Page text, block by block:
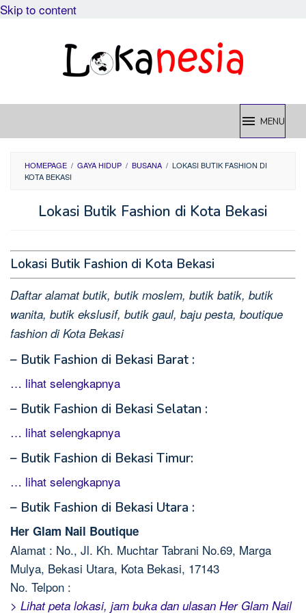
Skip to content
MENU
HOMEPAGE / GAYA HIDUP / BUSANA / LOKASI BUTIK FASHION DI
KOTA BEKASI
Lokasi Butik Fashion di Kota Bekasi
Lokasi Butik Fashion di Kota Bekasi
Daftar alamat butik, butik moslem, butik batik, butik
wanita, butik ekslusif, butik gaul, baju pesta, boutique
fashion di Kota Bekasi
– Butik Fashion di Bekasi Barat :
… lihat selengkapnya
– Butik Fashion di Bekasi Selatan :
… lihat selengkapnya
– Butik Fashion di Bekasi Timur:
… lihat selengkapnya
– Butik Fashion di Bekasi Utara :
Her Glam Nail Boutique
Alamat : No., Jl. Kh. Muchtar Tabrani No.69, Marga
Mulya, Bekasi Utara, Kota Bekasi, 17143
No. Telpon :
> Lihat peta lokasi, jam buka dan ulasan Her Glam Nail